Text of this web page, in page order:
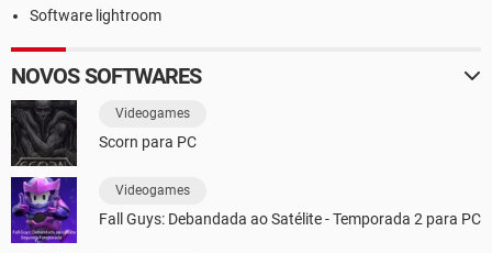
Software lightroom
NOVOS SOFTWARES
Videogames
Scorn para PC
Videogames
Fall Guys: Debandada ao Satélite - Temporada 2 para PC